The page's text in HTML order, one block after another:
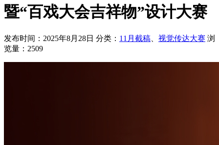
暨“百戏大会吉祥物”设计大赛
发布时间：2025年8月28日 分类： 11月截稿 视觉传达大赛 浏
览量：2509